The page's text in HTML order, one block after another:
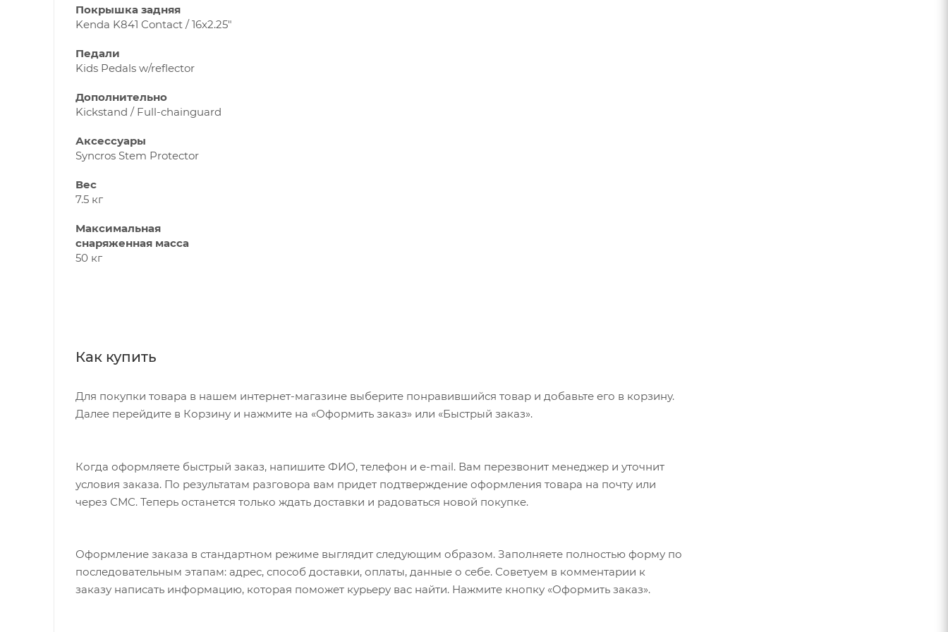
Покрышка задняя
Kenda K841 Contact / 16x2.25"
Педали
Kids Pedals w/reflector
Дополнительно
Kickstand / Full-chainguard
Аксессуары
Syncros Stem Protector
Вес
7.5 кг
Максимальная
снаряженная масса
50 кг
Как купить
Для покупки товара в нашем интернет-магазине выберите понравившийся товар и добавьте его в корзину.
Далее перейдите в Корзину и нажмите на «Оформить заказ» или «Быстрый заказ».
Когда оформляете быстрый заказ, напишите ФИО, телефон и e-mail. Вам перезвонит менеджер и уточнит
условия заказа. По результатам разговора вам придет подтверждение оформления товара на почту или
через СМС. Теперь останется только ждать доставки и радоваться новой покупке.
Оформление заказа в стандартном режиме выглядит следующим образом. Заполняете полностью форму по
последовательным этапам: адрес, способ доставки, оплаты, данные о себе. Советуем в комментарии к
заказу написать информацию, которая поможет курьеру вас найти. Нажмите кнопку «Оформить заказ».